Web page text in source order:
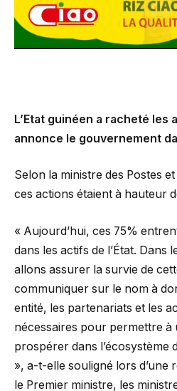
L’Etat guinéen a racheté les
annonce le gouvernement
Selon la ministre des Postes
ces actions étaient à hauteur
« Aujourd’hui, ces 75%
dans les actifs de l’État. Dans
allons assurer la survie de
communiquer sur le nom à
entité, les partenariats et les
nécessaires pour permettre à
prospérer dans l’écosystème
», a-t-elle souligné lors d’une
le Premier ministre, les